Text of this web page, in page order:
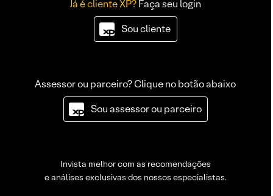
Já é cliente XP?Faça seu login
Sou cliente
Assessor ou parceiro? Clique no botão abaixo
Sou assessor ou parceiro
Invista melhor com as recomendações
e análises exclusivas dos nossos especialistas.